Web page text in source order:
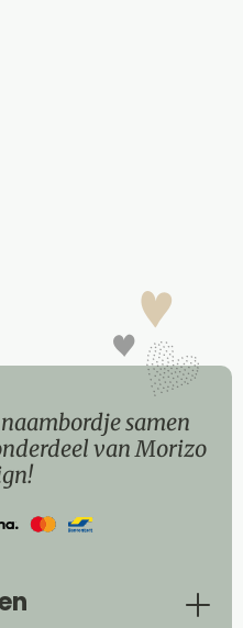
samen
van Morizo